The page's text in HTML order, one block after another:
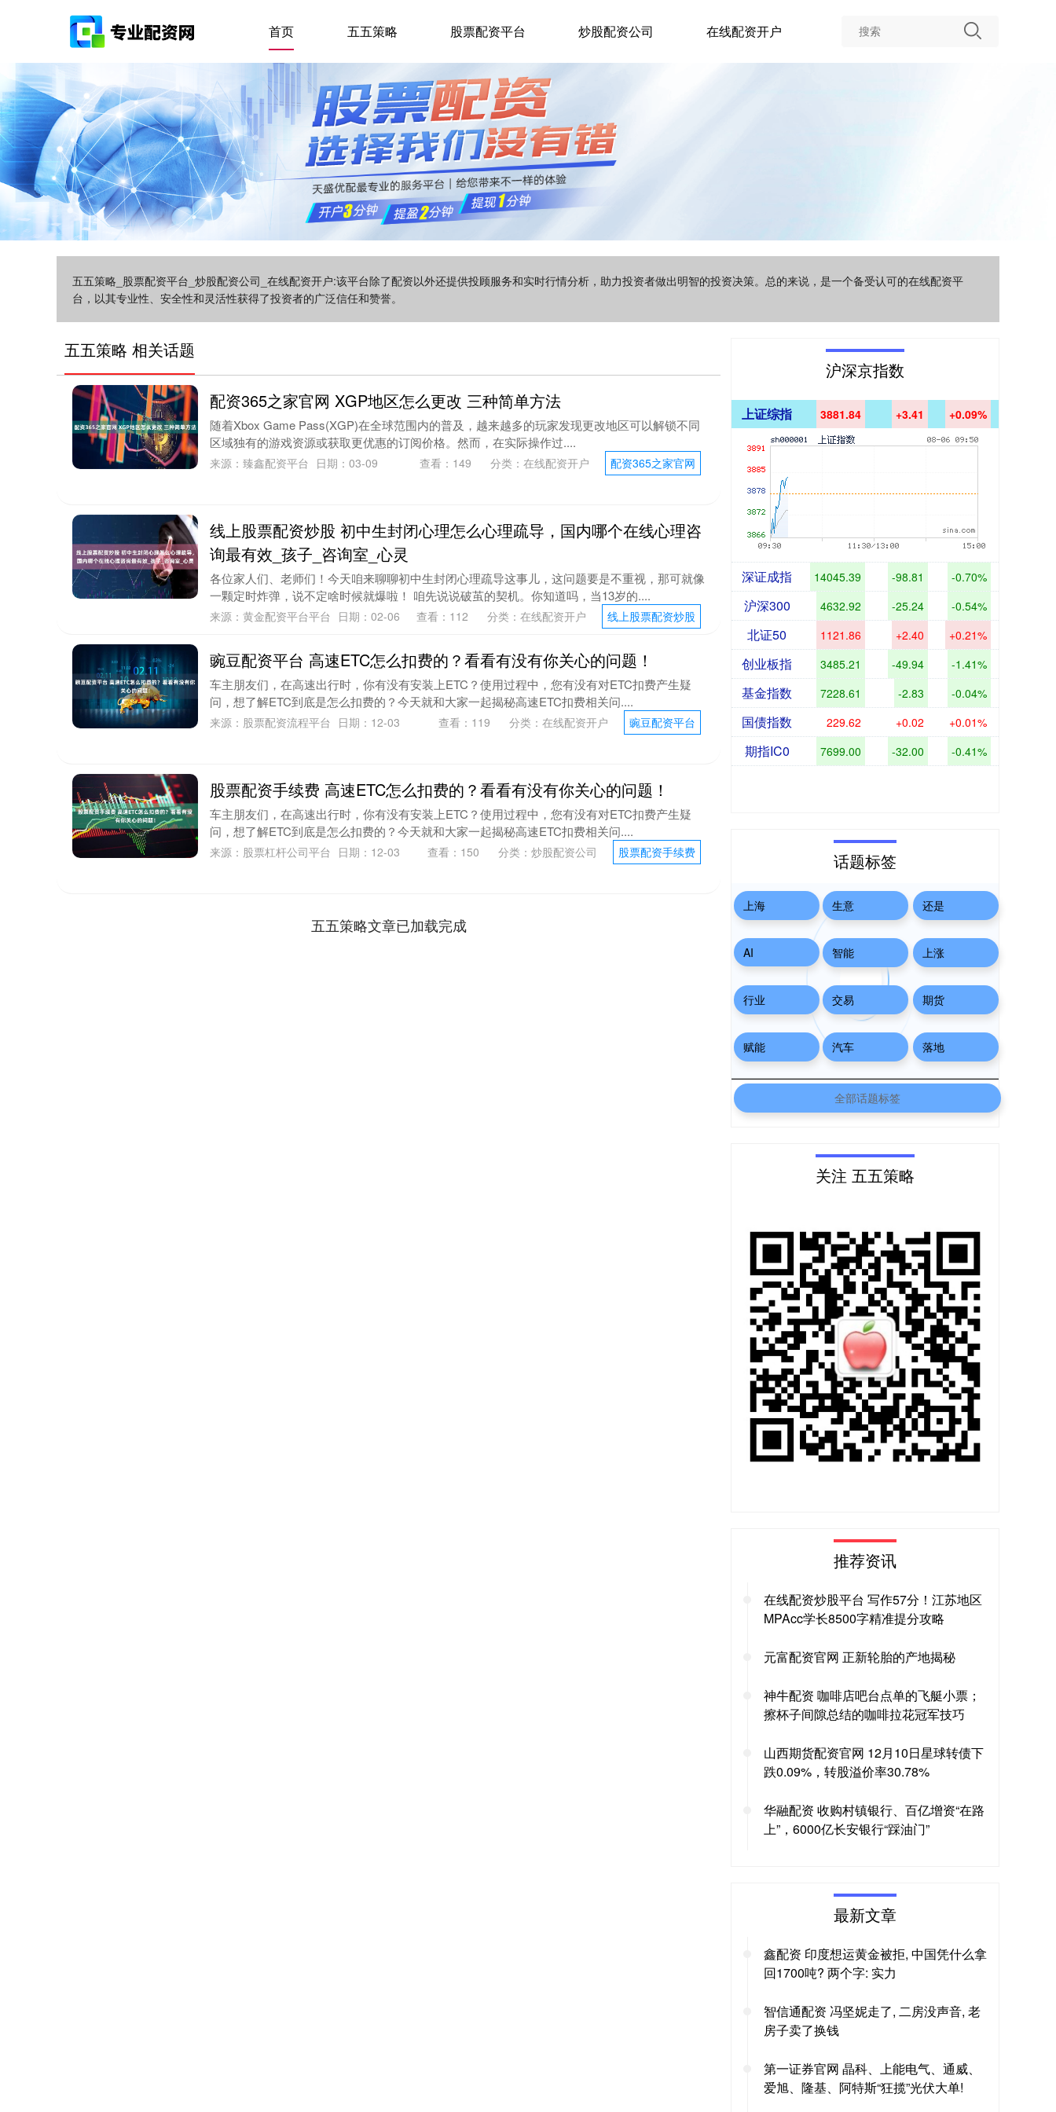
首页 五五策略 股票配资平台 炒股配资公司 在线配资开户
五五策略_股票配资平台_炒股配资公司_在线配资开户:该平台除了配资以外还提供投顾服务和实时行情分析，助力投资者做出明智的投资决策。总的来说，是一个备受认可的在线配资平
台，以其专业性、安全性和灵活性获得了投资者的广泛信任和赞誉。
五五策略 相关话题
配资365之家官网 XGP地区怎么更改 三种简单方法
随着Xbox Game Pass(XGP)在全球范围内的普及，越来越多的玩家发现更改地区可以解锁不同
区域独有的游戏资源或获取更优惠的订阅价格。然而，在实际操作过....
配资365之家官网
来源：臻鑫配资平台 日期：03-09 查看： 149 分类： 在线配资开户
线上股票配资炒股 初中生封闭心理怎么心理疏导，国内哪个在线心理咨
询最有效_孩子_咨询室_心灵
各位家人们、老师们！今天咱来聊聊初中生封闭心理疏导这事儿，这问题要是不重视，那可就像
一颗定时炸弹，说不定啥时候就爆啦！ 咱先说说破茧的契机。你知道吗，当13岁的....
线上股票配资炒股
来源：黄金配资平台平台 日期：02-06 查看： 112 分类： 在线配资开户
豌豆配资平台 高速ETC怎么扣费的？看看有没有你关心的问题！
车主朋友们，在高速出行时，你有没有安装上ETC？使用过程中，您有没有对ETC扣费产生疑
问，想了解ETC到底是怎么扣费的？今天就和大家一起揭秘高速ETC扣费相关问....
豌豆配资平台
来源：股票配资流程平台 日期：12-03 查看： 119 分类： 在线配资开户
股票配资手续费 高速ETC怎么扣费的？看看有没有你关心的问题！
车主朋友们，在高速出行时，你有没有安装上ETC？使用过程中，您有没有对ETC扣费产生疑
问，想了解ETC到底是怎么扣费的？今天就和大家一起揭秘高速ETC扣费相关问....
股票配资手续费
来源：股票杠杆公司平台 日期：12-03 查看： 150 分类： 炒股配资公司
五五策略文章已加载完成
沪深京指数
上证综指 3881.84 +3.41 +0.09%
深证成指 14045.39 -98.81 -0.70%
沪深300 4632.92 -25.24 -0.54%
北证50 1121.86 +2.40 +0.21%
创业板指 3485.21 -49.94 -1.41%
基金指数 7228.61 -2.83 -0.04%
国债指数 229.62 +0.02 +0.01%
期指IC0 7699.00 -32.00 -0.41%
话题标签
上海 生意 还是
AI 智能 上涨
行业 交易 期货
赋能 汽车 落地
全部话题标签
关注 五五策略
推荐资讯
在线配资炒股平台 写作57分！江苏地区
MPAcc学长8500字精准提分攻略
元富配资官网 正新轮胎的产地揭秘
神牛配资 咖啡店吧台点单的飞艇小票；
擦杯子间隙总结的咖啡拉花冠军技巧
山西期货配资官网 12月10日星球转债下
跌0.09%，转股溢价率30.78%
华融配资 收购村镇银行、百亿增资“在路
上”，6000亿长安银行“踩油门”
最新文章
鑫配资 印度想运黄金被拒, 中国凭什么拿
回1700吨? 两个字: 实力
智信通配资 冯坚妮走了, 二房没声音, 老
房子卖了换钱
第一证券官网 晶科、上能电气、通威、
爱旭、隆基、阿特斯“狂揽”光伏大单!